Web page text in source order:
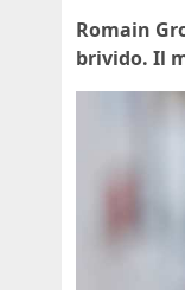
Romain
brivido. Il